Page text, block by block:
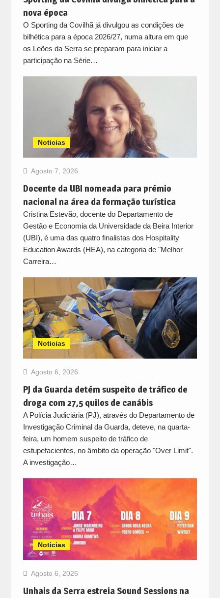
nova época
O Sporting da Covilhã já divulgou as condições de
bilhética para a época 2026/27, numa altura em que
os Leões da Serra se preparam para iniciar a
participação na Série…
Noticias
Agosto 7, 2026
Docente da UBI nomeada para prémio
nacional na área da formação turística
Cristina Estevão, docente do Departamento de
Gestão e Economia da Universidade da Beira Interior
(UBI), é uma das quatro finalistas dos Hospitality
Education Awards (HEA), na categoria de "Melhor
Carreira…
Noticias
Agosto 6, 2026
PJ da Guarda detém suspeito de tráfico de
droga com 27,5 quilos de canábis
A Polícia Judiciária (PJ), através do Departamento de
Investigação Criminal da Guarda, deteve, na quarta-
feira, um homem suspeito de tráfico de
estupefacientes, no âmbito da operação "Over Limit".
A investigação…
Noticias
Agosto 6, 2026
Unhais da Serra estreia Sound Sessions na